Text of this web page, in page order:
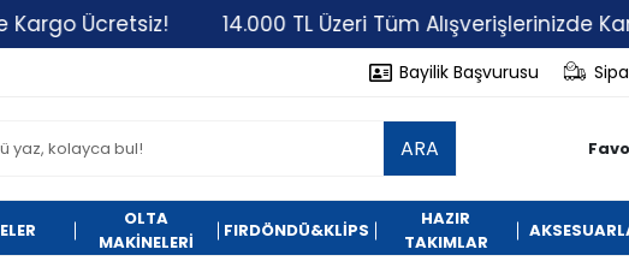
Ücretsiz! 14.000 TL Üzeri Tüm Alışverişlerinizde Kargo
Bayilik Başvurusu
ARA
OLTA
MAKİNELERİ
FIRDÖNDÜ&KLİPS
HAZIR
TAKIMLAR